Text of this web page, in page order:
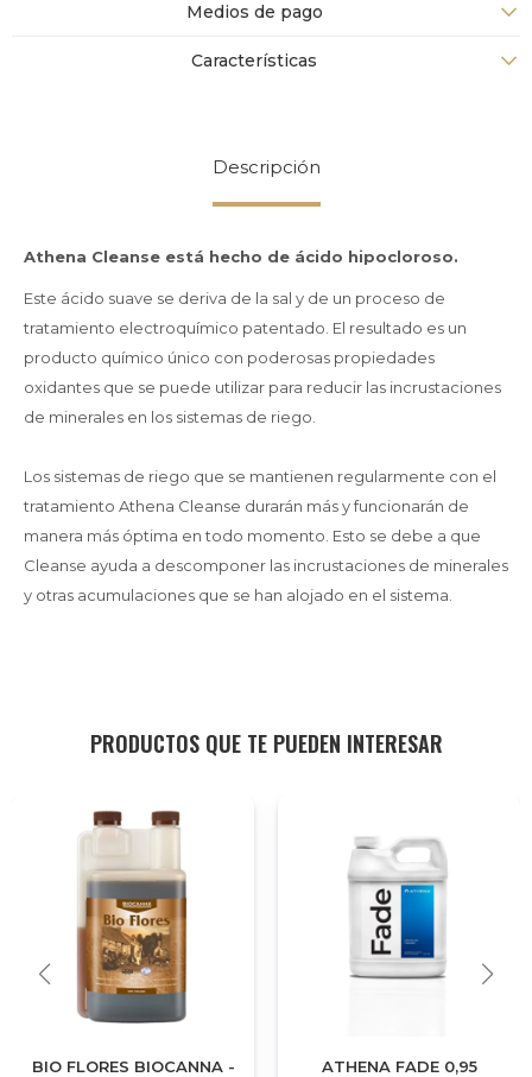
Medios de pago
Características
Descripción
Athena Cleanse está hecho de ácido hipocloroso.
Este ácido suave se deriva de la sal y de un proceso de
tratamiento electroquímico patentado. El resultado es un
producto químico único con poderosas propiedades
oxidantes que se puede utilizar para reducir las incrustaciones
de minerales en los sistemas de riego.
Los sistemas de riego que se mantienen regularmente con el
tratamiento Athena Cleanse durarán más y funcionarán de
manera más óptima en todo momento. Esto se debe a que
Cleanse ayuda a descomponer las incrustaciones de minerales
y otras acumulaciones que se han alojado en el sistema.
PRODUCTOS QUE TE PUEDEN INTERESAR
BIO FLORES BIOCANNA -
ATHENA FADE 0,95